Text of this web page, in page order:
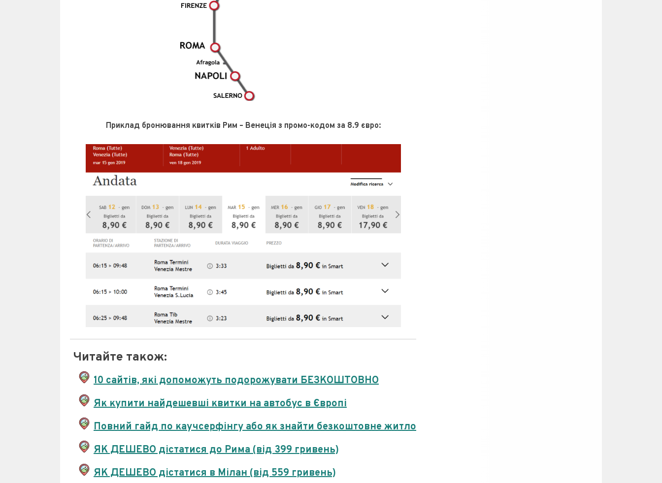
Приклад бронювання квитків Рим – Венеція з промо-кодом за 8.9 євро:
Читайте також:
10 сайтів, які допоможуть подорожувати БЕЗКОШТОВНО
Як купити найдешевші квитки на автобус в Європі
Повний гайд по каучсерфінгу або як знайти безкоштовне житло
ЯК ДЕШЕВО дістатися до Рима (від 399 гривень)
ЯК ДЕШЕВО дістатися в Мілан (від 559 гривень)